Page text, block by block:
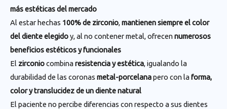
más estéticas del mercado
Al estar hechas 100% de zirconio,mantienen siempre el color
del diente elegidoy, al no contener metal, ofrecennumerosos
beneficios estéticos y funcionales
El zirconiocombinaresistencia y estética, igualando la
durabilidad de las coronas metal-porcelanapero con laforma,
color y translucidez de un diente natural
El paciente no percibe diferencias con respecto a sus dientes